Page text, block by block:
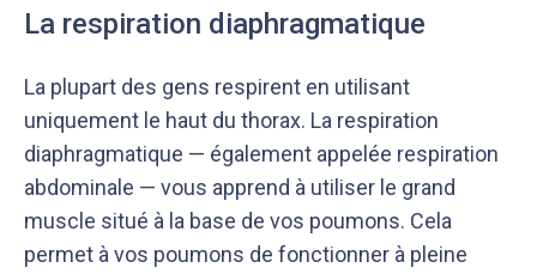
La respiration diaphragmatique
La plupart des gens respirent en utilisant
uniquement le haut du thorax. La respiration
diaphragmatique — également appelée respiration
abdominale — vous apprend à utiliser le grand
muscle situé à la base de vos poumons. Cela
permet à vos poumons de fonctionner à pleine